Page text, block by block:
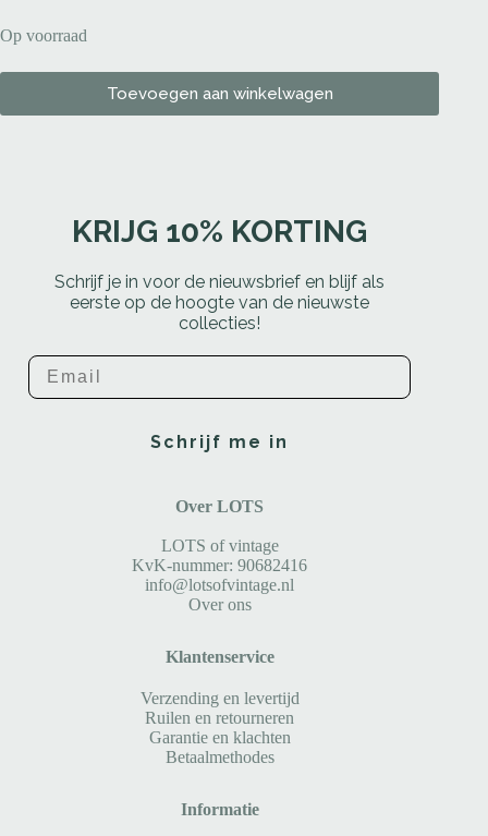
Op voorraad
Toevoegen aan winkelwagen
KRIJG 10% KORTING
Schrijf je in voor de nieuwsbrief en blijf als
eerste op de hoogte van de nieuwste
collecties!
Email
Schrijf me in
Over LOTS
LOTS of vintage
KvK-nummer: 90682416
info@lotsofvintage.nl
Over ons
Klantenservice
Verzending en levertijd
Ruilen en retourneren
Garantie en klachten
Betaalmethodes
Informatie